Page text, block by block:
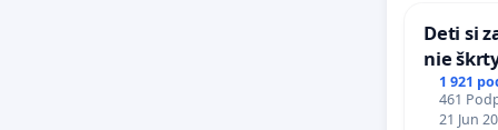
Deti si
nie
školstve
1 921
461
21 Jun